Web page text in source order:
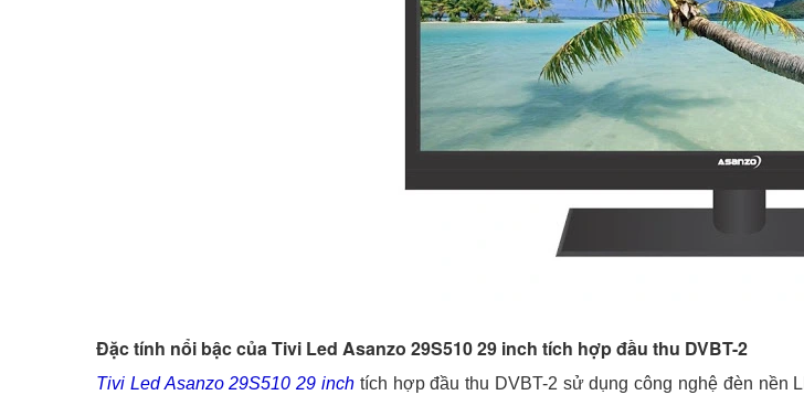
Đặc tính nổi bậc của Tivi Led Asanzo 29S510 29 inch tích hợp đầu thu DVBT-2
Tivi Led Asanzo 29S510 29 inchtích hợp đầu thu DVBT-2 sử dụng công nghệ đèn nền